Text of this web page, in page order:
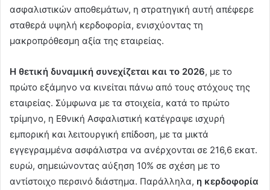
ασφαλιστικών αποθεμάτων, η στρατηγική αυτή απέφερε
σταθερά υψηλή κερδοφορία, ενισχύοντας τη
μακροπρόθεσμη αξία της εταιρείας.
Η θετική δυναμική συνεχίζεται και το 2026, με το
πρώτο εξάμηνο να κινείται πάνω από τους στόχους της
εταιρείας. Σύμφωνα με τα στοιχεία, κατά το πρώτο
τρίμηνο, η Εθνική Ασφαλιστική κατέγραψε ισχυρή
εμπορική και λειτουργική επίδοση, με τα μικτά
εγγεγραμμένα ασφάλιστρα να ανέρχονται σε 216,6 εκατ.
ευρώ, σημειώνοντας αύξηση 10% σε σχέση με το
αντίστοιχο περσινό διάστημα. Παράλληλα, η κερδοφορία